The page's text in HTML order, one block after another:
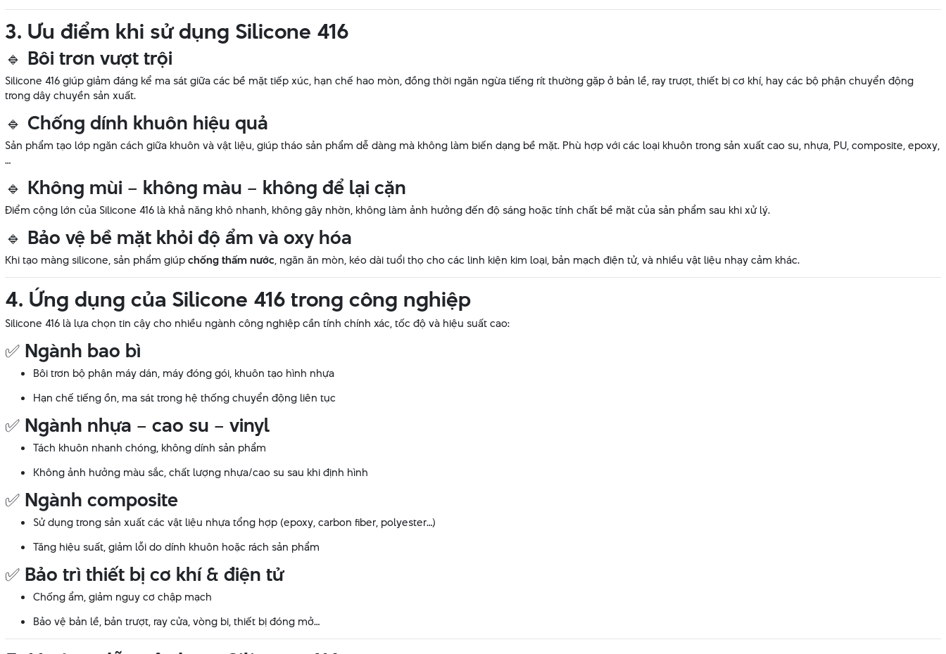
3. Ưu điểm khi sử dụng Silicone 416
🔹 Bôi trơn vượt trội
Silicone 416 giúp giảm đáng kể ma sát giữa các bề mặt tiếp xúc, hạn chế hao mòn, đồng thời ngăn ngừa tiếng rít thường gặp ở bản lề, ray trượt, thiết bị cơ khí, hay các bộ phận chuyển động
trong dây chuyền sản xuất.
🔹 Chống dính khuôn hiệu quả
Sản phẩm tạo lớp ngăn cách giữa khuôn và vật liệu, giúp tháo sản phẩm dễ dàng mà không làm biến dạng bề mặt. Phù hợp với các loại khuôn trong sản xuất cao su, nhựa, PU, composite, epoxy,
…
🔹 Không mùi – không màu – không để lại cặn
Điểm cộng lớn của Silicone 416 là khả năng khô nhanh, không gây nhờn, không làm ảnh hưởng đến độ sáng hoặc tính chất bề mặt của sản phẩm sau khi xử lý.
🔹 Bảo vệ bề mặt khỏi độ ẩm và oxy hóa
Khi tạo màng silicone, sản phẩm giúpchống thấm nước, ngăn ăn mòn, kéo dài tuổi thọ cho các linh kiện kim loại, bản mạch điện tử, và nhiều vật liệu nhạy cảm khác.
4. Ứng dụng của Silicone 416 trong công nghiệp
Silicone 416 là lựa chọn tin cậy cho nhiều ngành công nghiệp cần tính chính xác, tốc độ và hiệu suất cao:
✅ Ngành bao bì
Bôi trơn bộ phận máy dán, máy đóng gói, khuôn tạo hình nhựa
Hạn chế tiếng ồn, ma sát trong hệ thống chuyển động liên tục
✅ Ngành nhựa – cao su – vinyl
Tách khuôn nhanh chóng, không dính sản phẩm
Không ảnh hưởng màu sắc, chất lượng nhựa/cao su sau khi định hình
✅ Ngành composite
Sử dụng trong sản xuất các vật liệu nhựa tổng hợp (epoxy, carbon fiber, polyester…)
Tăng hiệu suất, giảm lỗi do dính khuôn hoặc rách sản phẩm
✅ Bảo trì thiết bị cơ khí & điện tử
Chống ẩm, giảm nguy cơ chập mạch
Bảo vệ bản lề, bản trượt, ray cửa, vòng bi, thiết bị đóng mở…